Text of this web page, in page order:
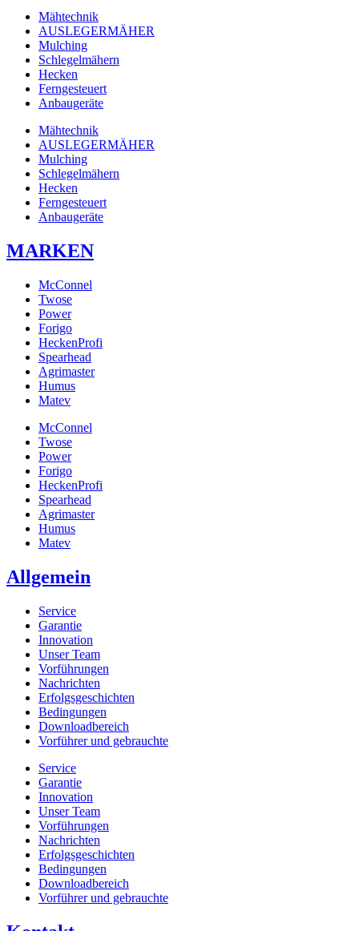
Mähtechnik
AUSLEGERMÄHER
Mulching
Schlegelmähern
Hecken
Ferngesteuert
Anbaugeräte
Mähtechnik
AUSLEGERMÄHER
Mulching
Schlegelmähern
Hecken
Ferngesteuert
Anbaugeräte
MARKEN
McConnel
Twose
Power
Forigo
HeckenProfi
Spearhead
Agrimaster
Humus
Matev
McConnel
Twose
Power
Forigo
HeckenProfi
Spearhead
Agrimaster
Humus
Matev
Allgemein
Service
Garantie
Innovation
Unser Team
Vorführungen
Nachrichten
Erfolgsgeschichten
Bedingungen
Downloadbereich
Vorführer und gebrauchte
Service
Garantie
Innovation
Unser Team
Vorführungen
Nachrichten
Erfolgsgeschichten
Bedingungen
Downloadbereich
Vorführer und gebrauchte